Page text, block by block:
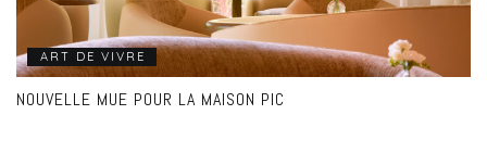
ART DE VIVRE
NOUVELLE MUE POUR LA MAISON PIC